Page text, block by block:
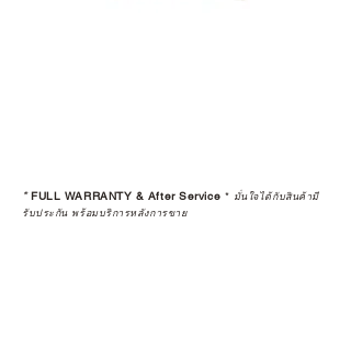
*FULL WARRANTY & After Service * มั่นใจได้กับสินค้ามี
รับประกัน พร้อมบริการหลังการขาย